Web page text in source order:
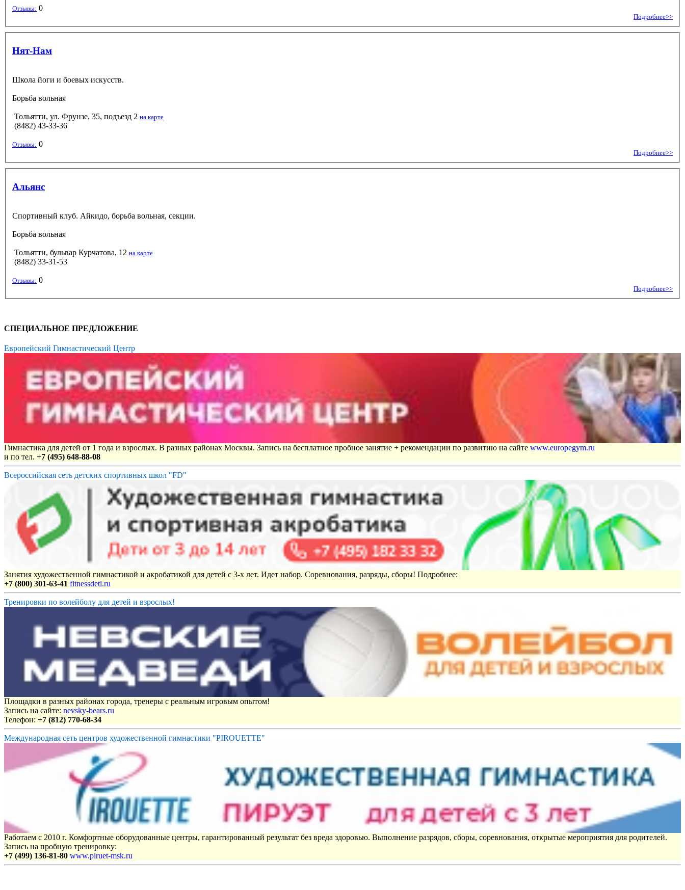
Отзывы: 0
Подробнее>>
Нят-Нам
Школа йоги и боевых искусств.
Борьба вольная
Тольятти, ул. Фрунзе, 35, подъезд 2 на карте
(8482) 43-33-36
Отзывы: 0
Подробнее>>
Альянс
Спортивный клуб. Айкидо, борьба вольная, секции.
Борьба вольная
Тольятти, бульвар Курчатова, 12 на карте
(8482) 33-31-53
Отзывы: 0
Подробнее>>
СПЕЦИАЛЬНОЕ ПРЕДЛОЖЕНИЕ
Европейский Гимнастический Центр
Гимнастика для детей от 1 года и взрослых. В разных районах Москвы. Запись на бесплатное пробное занятие + рекомендации по развитию на сайте www.europegym.ru
и по тел. +7 (495) 648-88-08
Всероссийская сеть детских спортивных школ "FD"
Занятия художественной гимнастикой и акробатикой для детей с 3-х лет. Идет набор. Соревнования, разряды, сборы! Подробнее:
+7 (800) 301-63-41 fitnessdeti.ru
Тренировки по волейболу для детей и взрослых!
Площадки в разных районах города, тренеры с реальным игровым опытом!
Запись на сайте: nevsky-bears.ru
Телефон: +7 (812) 770-68-34
Международная сеть центров художественной гимнастики "PIROUETTE"
Работаем с 2010 г. Комфортные оборудованные центры, гарантированный результат без вреда здоровью. Выполнение разрядов, сборы, соревнования, открытые мероприятия для родителей.
Запись на пробную тренировку:
+7 (499) 136-81-80 www.piruet-msk.ru